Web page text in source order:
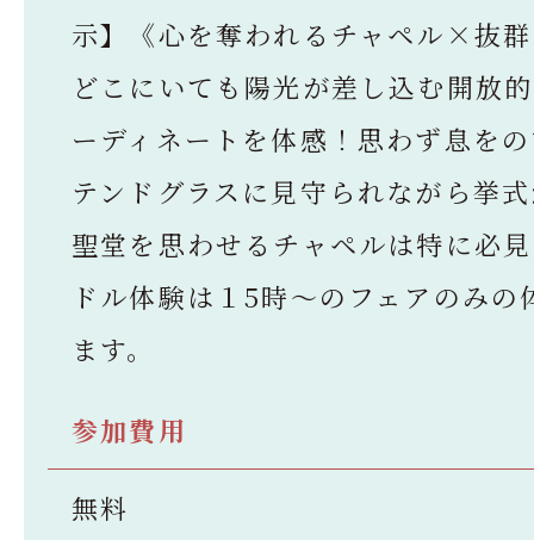
示】《心を奪われるチャペル×抜
どこにいても陽光が差し込む開放
ーディネートを体感！思わず息を
テンドグラスに見守られながら挙
聖堂を思わせるチャペルは特に必
ドル体験は１5時～のフェアのみの
ます。
参加費用
無料